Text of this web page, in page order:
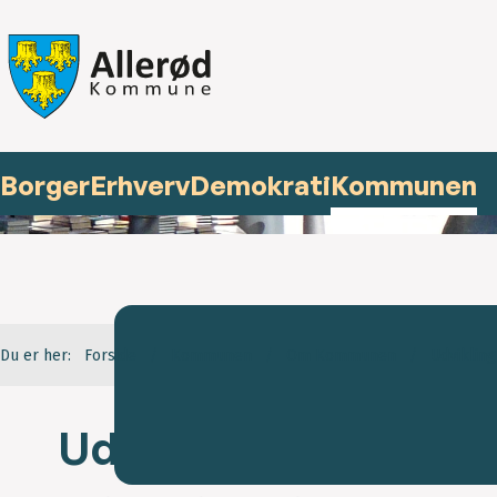
BorgerErhvervDemokratiKommunen
Du er her: Forside
Udviklingen af